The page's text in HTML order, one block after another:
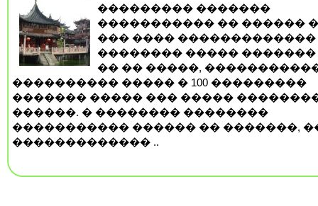
��������� �������
����������� �� ������
��� ���� �������������
�������� ����� �������
�� �� �����,
���������� ����� � 100 ���������
������� ����� ��� �����
������. � �������� ��������
����������� ������ �� �������,
������������� ..